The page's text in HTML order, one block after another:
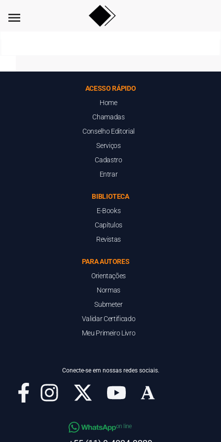
menu
ACESSO RÁPIDO
Home
Chamadas
Conselho Editorial
Serviços
Cadastro
Entrar
BIBLIOTECA
E-Books
Capítulos
Revistas
PARA AUTORES
Orientações
Normas
Submeter
Validar Certificado
Meu Primeiro Livro
Conecte-se em nossas redes sociais.
on line